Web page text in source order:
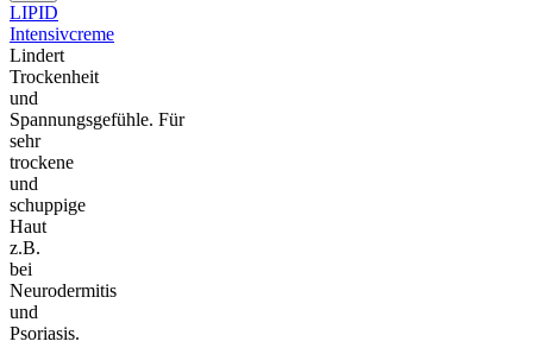
LIPID
Intensivcreme
Lindert
Trockenheit
und
Spannungsgefühle. Für
sehr
trockene
und
schuppige
Haut
z.B.
bei
Neurodermitis
und
Psoriasis.